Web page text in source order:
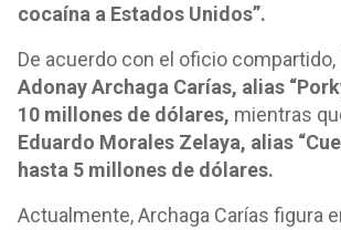
cocaína a Estados Unidos”.
De acuerdo con el oficio compartido,
Adonay Archaga Carías, alias
10 millones de dólares, mientras
Eduardo Morales Zelaya, alias
hasta 5 millones de dólares.
Actualmente, Archaga Carías figura